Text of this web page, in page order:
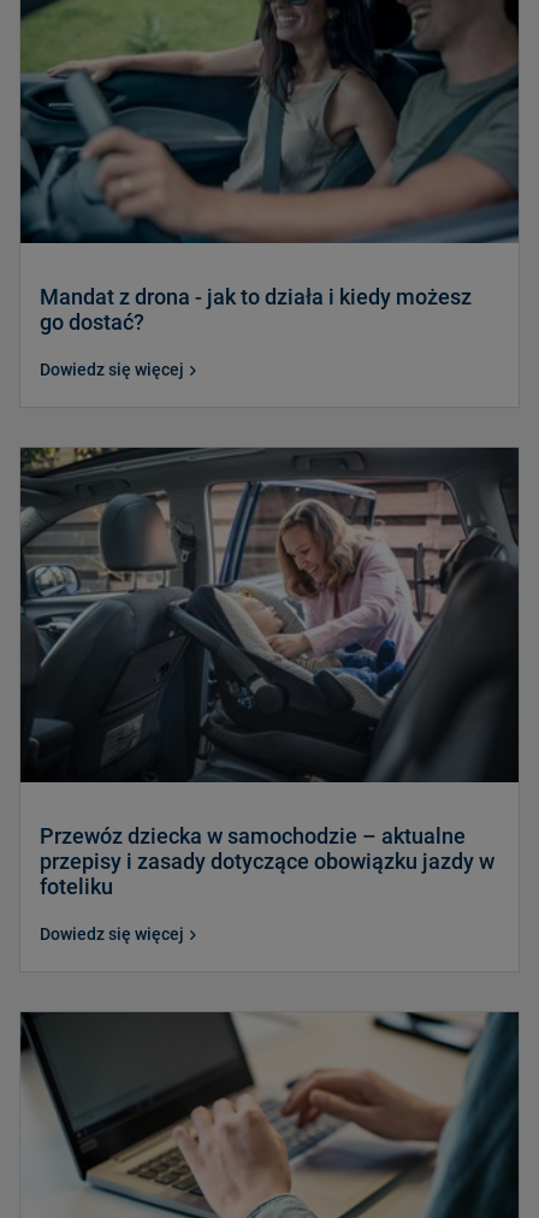
Mandat z drona - jak to działa i kiedy możesz
go dostać?
Dowiedz się więcej
Przewóz dziecka w samochodzie – aktualne
przepisy i zasady dotyczące obowiązku jazdy w
foteliku
Dowiedz się więcej